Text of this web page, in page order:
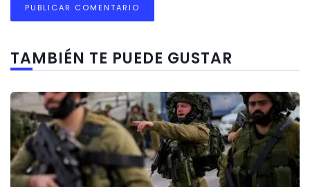
TAMBIÉN TE PUEDE GUSTAR